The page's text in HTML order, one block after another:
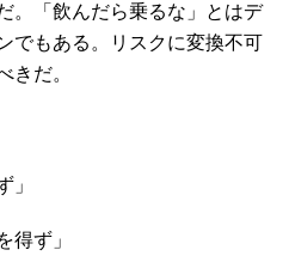
。「飲んだら乗るな」とはデ
でもある。リスクに変換不可
きだ。
」
得ず」